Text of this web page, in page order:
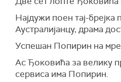
Најдужи поен тај-брејка
Аустралијанцу, драма
Успешан Попирин на
Ас Ђоковића за велику
сервиса има Попирин.